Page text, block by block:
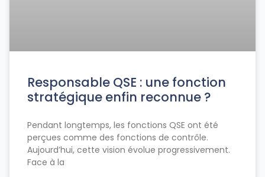
Responsable QSE : une fonction
stratégique enfin reconnue ?
Pendant longtemps, les fonctions QSE ont été
perçues comme des fonctions de contrôle.
Aujourd’hui, cette vision évolue progressivement.
Face à la